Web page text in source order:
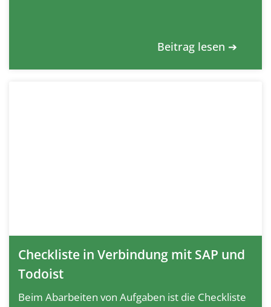
Beitrag lesen ➔
Checkliste in Verbindung mit SAP und
Todoist
Beim Abarbeiten von Aufgaben ist die Checkliste